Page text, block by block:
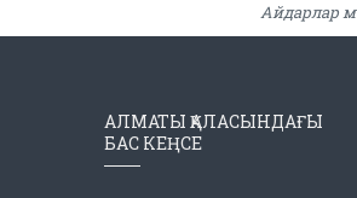
Айдарлар
АЛМАТЫ ҚАЛАСЫНДАҒЫ
БАС КЕҢСЕ